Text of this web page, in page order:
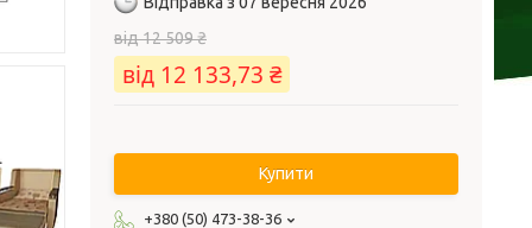
від 12 509 ₴
від 12 133,73 ₴
Купити
+380 (50) 473-38-36